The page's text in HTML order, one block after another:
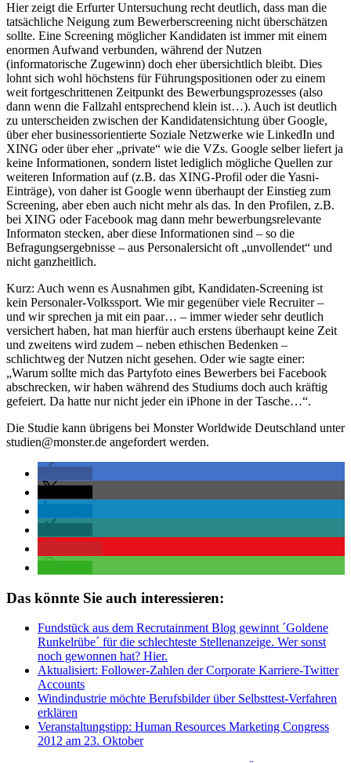
Hier zeigt die Erfurter Untersuchung recht deutlich, dass man die
tatsächliche Neigung zum Bewerberscreening nicht überschätzen
sollte. Eine Screening möglicher Kandidaten ist immer mit einem
enormen Aufwand verbunden, während der Nutzen
(informatorische Zugewinn) doch eher übersichtlich bleibt. Dies
lohnt sich wohl höchstens für Führungspositionen oder zu einem
weit fortgeschrittenen Zeitpunkt des Bewerbungsprozesses (also
dann wenn die Fallzahl entsprechend klein ist…). Auch ist deutlich
zu unterscheiden zwischen der Kandidatensichtung über Google,
über eher businessorientierte Soziale Netzwerke wie LinkedIn und
XING oder über eher „private“ wie die VZs. Google selber liefert ja
keine Informationen, sondern listet lediglich mögliche Quellen zur
weiteren Information auf (z.B. das XING-Profil oder die Yasni-
Einträge), von daher ist Google wenn überhaupt der Einstieg zum
Screening, aber eben auch nicht mehr als das. In den Profilen, z.B.
bei XING oder Facebook mag dann mehr bewerbungsrelevante
Informaton stecken, aber diese Informationen sind – so die
Befragungsergebnisse – aus Personalersicht oft „unvollendet“ und
nicht ganzheitlich.
Kurz: Auch wenn es Ausnahmen gibt, Kandidaten-Screening ist
kein Personaler-Volkssport. Wie mir gegenüber viele Recruiter –
und wir sprechen ja mit ein paar… – immer wieder sehr deutlich
versichert haben, hat man hierfür auch erstens überhaupt keine Zeit
und zweitens wird zudem – neben ethischen Bedenken –
schlichtweg der Nutzen nicht gesehen. Oder wie sagte einer:
„Warum sollte mich das Partyfoto eines Bewerbers bei Facebook
abschrecken, wir haben während des Studiums doch auch kräftig
gefeiert. Da hatte nur nicht jeder ein iPhone in der Tasche…“.
Die Studie kann übrigens bei Monster Worldwide Deutschland unter
studien@monster.de angefordert werden.
Das könnte Sie auch interessieren:
Fundstück aus dem Recrutainment Blog gewinnt ´Goldene
Runkelrübe´ für die schlechteste Stellenanzeige. Wer sonst
noch gewonnen hat? Hier.
Aktualisiert: Follower-Zahlen der Corporate Karriere-Twitter
Accounts
Windindustrie möchte Berufsbilder über Selbsttest-Verfahren
erklären
Veranstaltungstipp: Human Resources Marketing Congress
2012 am 23. Oktober